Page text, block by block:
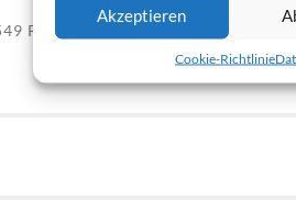
Akzeptieren
Cookie-Richtlinie
PX